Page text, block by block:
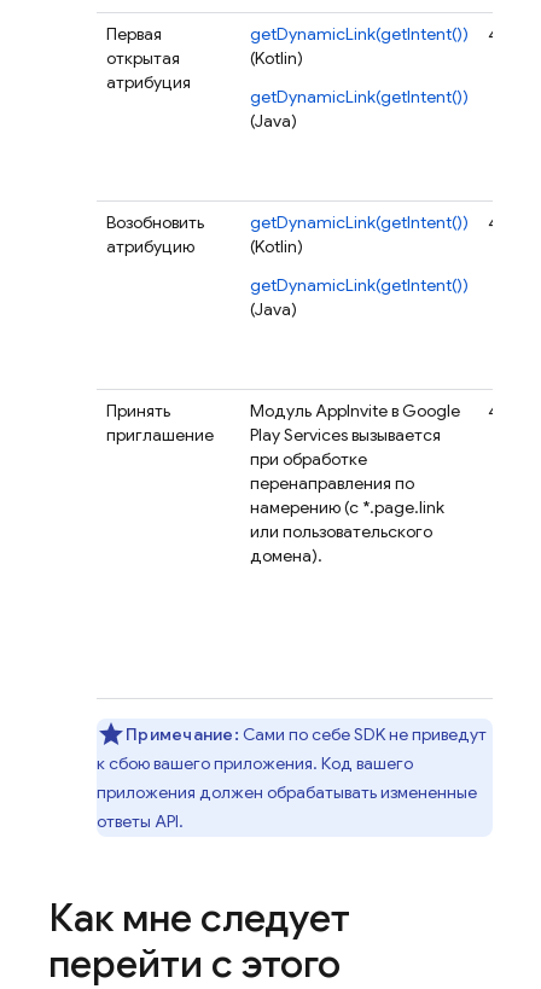
Первая
открытая
атрибуция
getDynamicLink(getIntent())
(Kotlin)
getDynamicLink(getIntent())
(Java)
400
Возобновить
атрибуцию
getDynamicLink(getIntent())
(Kotlin)
getDynamicLink(getIntent())
(Java)
400
Принять
приглашение
Модуль AppInvite в Google
Play Services вызывается
при обработке
перенаправления по
намерению (с *.page.link
или пользовательского
домена).
400
Примечание: Сами по себе SDK не приведут
к сбою вашего приложения. Код вашего
приложения должен обрабатывать измененные
ответы API.
Как мне следует
перейти с этого